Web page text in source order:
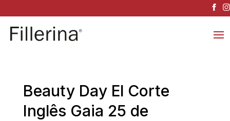
Beauty Day El Corte
Inglês Gaia 25 de